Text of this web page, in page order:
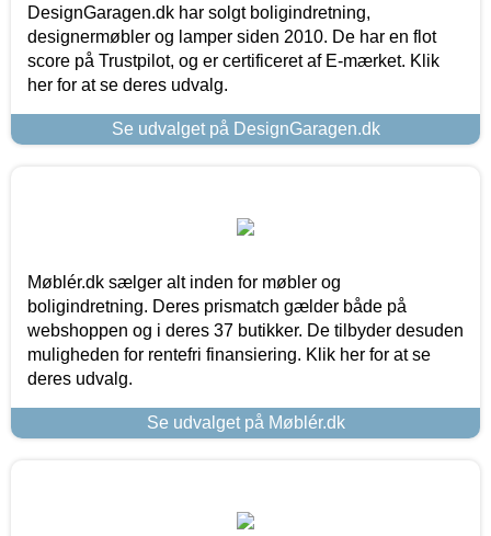
DesignGaragen.dk har solgt boligindretning,
designermøbler og lamper siden 2010. De har en flot
score på Trustpilot, og er certificeret af E-mærket. Klik
her for at se deres udvalg.
Se udvalget på DesignGaragen.dk
Møblér.dk sælger alt inden for møbler og
boligindretning. Deres prismatch gælder både på
webshoppen og i deres 37 butikker. De tilbyder desuden
muligheden for rentefri finansiering. Klik her for at se
deres udvalg.
Se udvalget på Møblér.dk